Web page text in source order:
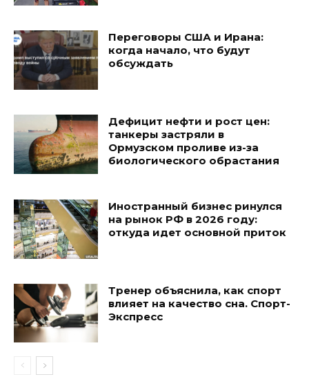
Переговоры США и Ирана:
когда начало, что будут
обсуждать
Дефицит нефти и рост цен:
танкеры застряли в
Ормузском проливе из-за
биологического обрастания
Иностранный бизнес ринулся
на рынок РФ в 2026 году:
откуда идет основной приток
Тренер объяснила, как спорт
влияет на качество сна. Спорт-
Экспресс